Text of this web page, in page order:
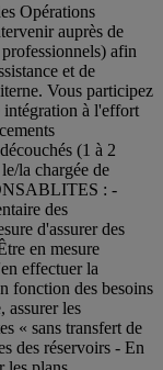
Opérations
auprès de
afin
et de
Vous participez
intégration à l'effort
(1 à 2
la chargée de
: -
des
d'assurer des
en mesure
effectuer la
fonction des besoins
assurer les
« sans transfert de
des réservoirs - En